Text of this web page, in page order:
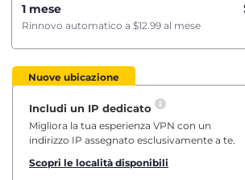
1 mese
Rinnovo automatico a $12.99 al mese
Nuove ubicazione
Includi un IP dedicato
Migliora la tua esperienza VPN con un
indirizzo IP assegnato esclusivamente a te.
Scopri le località disponibili